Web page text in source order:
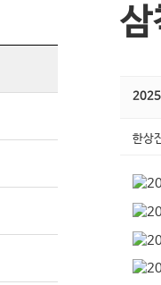
삼
2025
한상